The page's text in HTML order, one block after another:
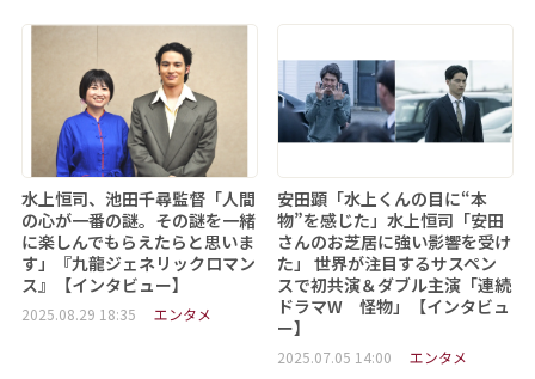
水上恒司、池田千尋監督「人間
の心が一番の謎。その謎を一緒
に楽しんでもらえたらと思いま
す」『九龍ジェネリックロマン
ス』【インタビュー】
2025.08.29 18:35 エンタメ
安田顕「水上くんの目に“本
物”を感じた」水上恒司「安田
さんのお芝居に強い影響を受け
た」 世界が注目するサスペン
スで初共演＆ダブル主演「連続
ドラマW 怪物」【インタビュ
ー】
2025.07.05 14:00 エンタメ